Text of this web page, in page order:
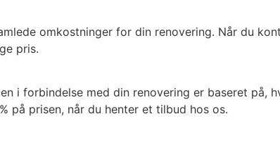
omkostninger for din renovering. Når du
pris.
i forbindelse med din renovering er baseret
på prisen, når du henter et tilbud hos os.